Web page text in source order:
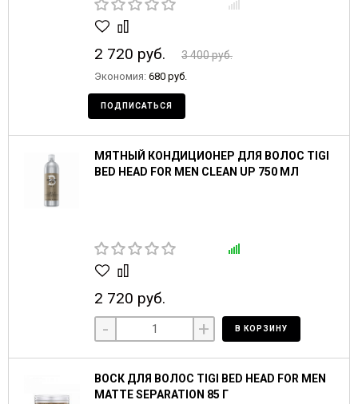
2 720 руб. 3 400 руб.
Экономия: 680 руб.
ПОДПИСАТЬСЯ
МЯТНЫЙ КОНДИЦИОНЕР ДЛЯ ВОЛОС TIGI
BED HEAD FOR MEN CLEAN UP 750 МЛ
2 720 руб.
- + В КОРЗИНУ
ВОСК ДЛЯ ВОЛОС TIGI BED HEAD FOR MEN
MATTE SEPARATION 85 Г